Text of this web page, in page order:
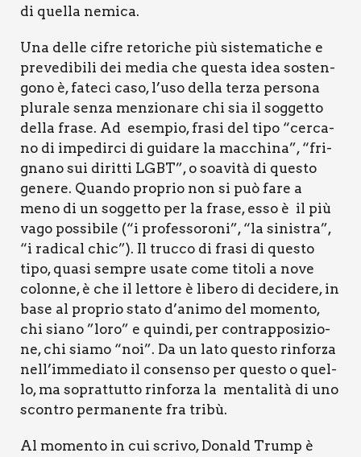
di quel­la nemi­ca.
Una del­le cifre reto­ri­che più siste­ma­ti­che e
pre­ve­di­bi­li dei media che que­sta idea sosten­
go­no è, fate­ci caso, l’uso del­la ter­za per­so­na
plu­ra­le sen­za men­zio­na­re chi sia il sog­get­to
del­la fra­se. Ad esem­pio, fra­si del tipo “cer­ca­
no di impe­dir­ci di gui­da­re la mac­chi­na”, “fri­
gna­no sui dirit­ti LGBT”, o soa­vi­tà di que­sto
gene­re. Quan­do pro­prio non si può fare a
meno di un sog­get­to per la fra­se, esso è il più
vago pos­si­bi­le (“i pro­fes­so­ro­ni”, “la sini­stra”,
“i radi­cal chic”). Il truc­co di fra­si di que­sto
tipo, qua­si sem­pre usa­te come tito­li a nove
colon­ne, è che il let­to­re è libe­ro di deci­de­re, in
base al pro­prio sta­to d’animo del momen­to,
chi sia­no ”loro” e quin­di, per con­trap­po­si­zio­
ne, chi sia­mo “noi”. Da un lato que­sto rin­for­za
nell’immediato il con­sen­so per que­sto o quel­
lo, ma soprat­tut­to rin­for­za la men­ta­li­tà di uno
scon­tro per­ma­nen­te fra tri­bù.
Al momen­to in cui scri­vo, Donald Trump è